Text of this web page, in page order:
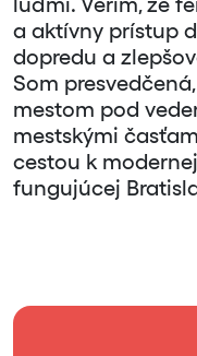
a aktívny prístup
dopredu a
Som
mestom pod
mestskými
cestou k
fungujúcej